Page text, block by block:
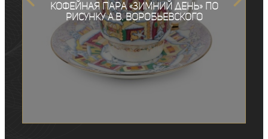
Кофейная пара «Зимний день» по
рисунку А.В. Воробьевского